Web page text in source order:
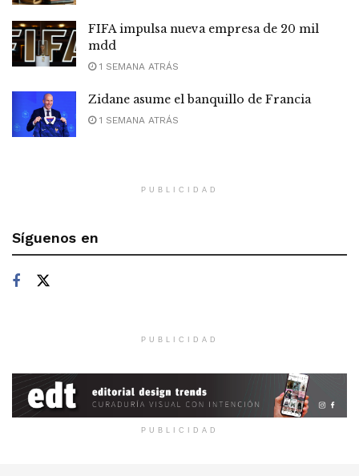
FIFA impulsa nueva empresa de 20 mil
mdd
1 SEMANA ATRÁS
Zidane asume el banquillo de Francia
1 SEMANA ATRÁS
PUBLICIDAD
Síguenos en
PUBLICIDAD
PUBLICIDAD